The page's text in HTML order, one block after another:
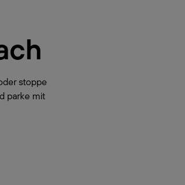
stoppe
parke mit